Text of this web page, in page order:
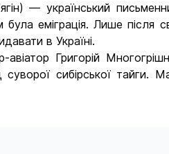
— український
еміграція. Лише після
в Україні.
Григорій
суворої сибірської